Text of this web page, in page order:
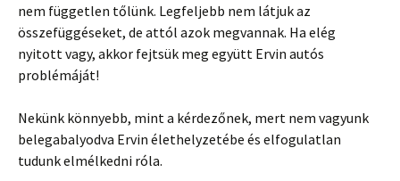
nem független tőlünk. Legfeljebb nem látjuk az
összefüggéseket, de attól azok megvannak. Ha elég
nyitott vagy, akkor fejtsük meg együtt Ervin autós
problémáját!
Nekünk könnyebb, mint a kérdezőnek, mert nem vagyunk
belegabalyodva Ervin élethelyzetébe és elfogulatlan
tudunk elmélkedni róla.